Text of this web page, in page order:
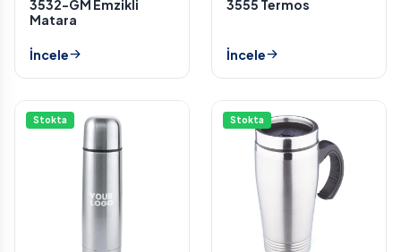
3532-GM Emzikli
Matara
İncele
3555 Termos
İncele
Stokta Stokta